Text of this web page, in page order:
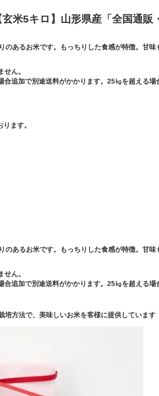
5キロ】山形県産「全国通販
のあるお米です。もっちりした食感が特徴。甘
ん。
追加で別途送料がかかります。25㎏を超える場
ます。
のあるお米です。もっちりした食感が特徴。甘
ん。
追加で別途送料がかかります。25㎏を超える場
方法で、美味しいお米を客様に提供しています